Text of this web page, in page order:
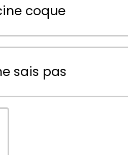
coque
sais pas